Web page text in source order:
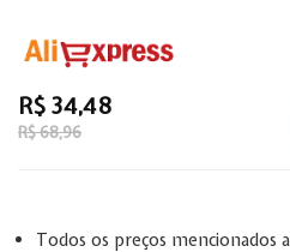
R$ 34,48
R$ 68,96
Todos os preços mencionados